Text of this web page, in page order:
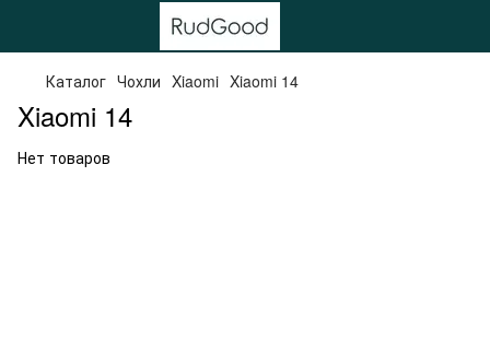
Каталог Чохли Xiaomi Xiaomi 14
Xiaomi 14
Нет товаров